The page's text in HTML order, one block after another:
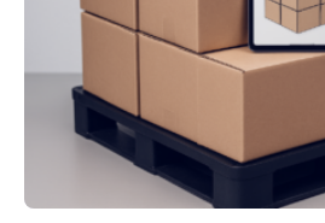
Landkarten und vieles mehr –
Exemplare pro Stunde. Je nach
Auftrag kann das Umrüsten…